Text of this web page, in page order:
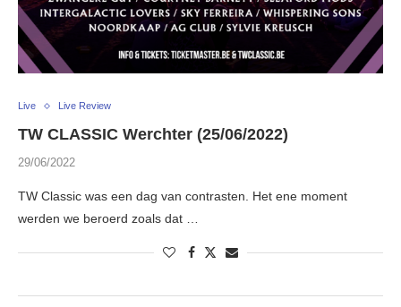
Live Live Review
TW CLASSIC Werchter (25/06/2022)
29/06/2022
TW Classic was een dag van contrasten. Het ene moment
werden we beroerd zoals dat …